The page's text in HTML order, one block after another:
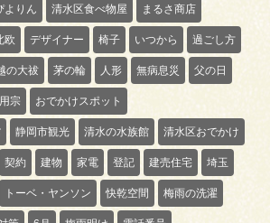
よりん 清水区食べ物屋 まるさ商店
欧 デザイナー 椅子 いつから 過ごし方
の大祓 茅の輪 人形 無病息災 父の日
用宗 おでかけスポット
静岡市観光 清水の水族館 清水区おでかけ
契約 建物 家電 登記 建売住宅 埼玉
トーベ・ヤンソン 快乾空間 梅雨の洗濯